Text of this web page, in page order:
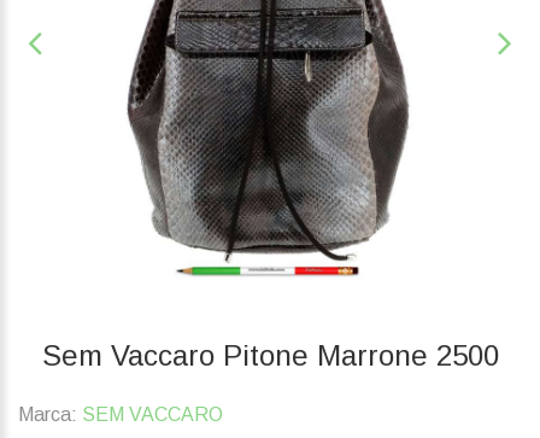
Sem Vaccaro Pitone Marrone 2500
Marca: SEM VACCARO